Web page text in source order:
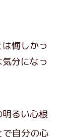
悔しかっ
分になっ
るい心根
自分の心